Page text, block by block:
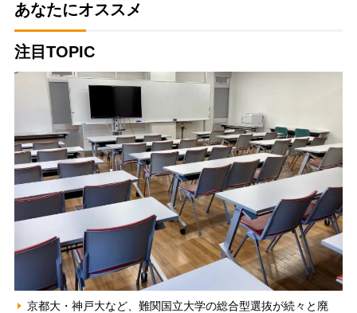
あなたにオススメ
注目TOPIC
京都大・神戸大など、難関国立大学の総合型選抜が続々と廃